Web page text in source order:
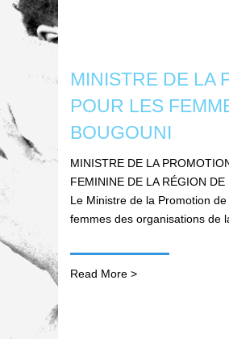
MINISTRE DE LA
POUR LES
BOUGOUNI
MINISTRE DE LA
FEMININE DE LA RÉGION DE
Le Ministre de la Promotion
femmes des organisations de
Read More >